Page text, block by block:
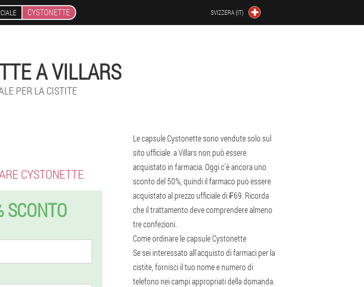
CYSTONETTE SVIZZERA (IT)
A VILLARS
PER LA CISTITE
CYSTONETTE
SCONTO
Le capsule Cystonette sono vendute solo sul
sito ufficiale. a Villars non può essere
acquistato in farmacia. Oggi c'è ancora uno
sconto del 50%, quindi il farmaco può essere
acquistato al prezzo ufficiale di ₣69. Ricorda
che il trattamento deve comprendere almeno
tre confezioni.
Come ordinare le capsule Cystonette
Se sei interessato all'acquisto di farmaci per la
cistite, fornisci il tuo nome e numero di
telefono nei campi appropriati della domanda.